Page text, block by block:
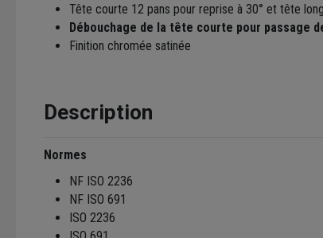
Tête courte 12 pans pour reprise à 30° et tête
Débouchage de la tête courte pour passage
Finition chromée satinée
Description
Normes
NF ISO 2236
NF ISO 691
ISO 2236